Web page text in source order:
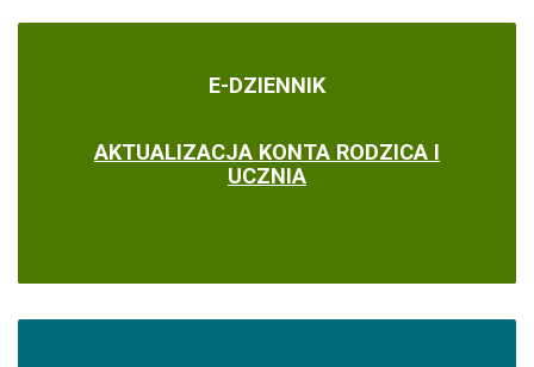
E-DZIENNIK
AKTUALIZACJA KONTA RODZICA I
UCZNIA